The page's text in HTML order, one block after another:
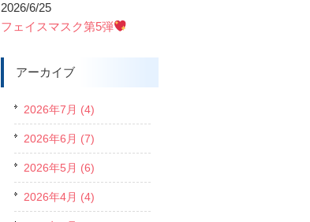
2026/6/25
フェイスマスク第5弾
アーカイブ
2026年7月 (4)
2026年6月 (7)
2026年5月 (6)
2026年4月 (4)